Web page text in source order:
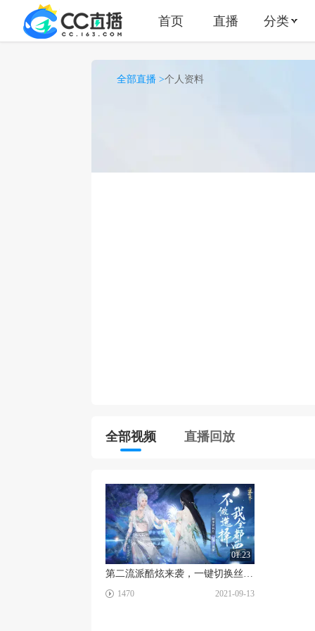
首页 直播 分类
全部直播 >个人资料
全部视频 直播回放
☑
01:23
第二流派酷炫来袭，一键切换丝滑体验 #逆水寒
1470 2021-09-13